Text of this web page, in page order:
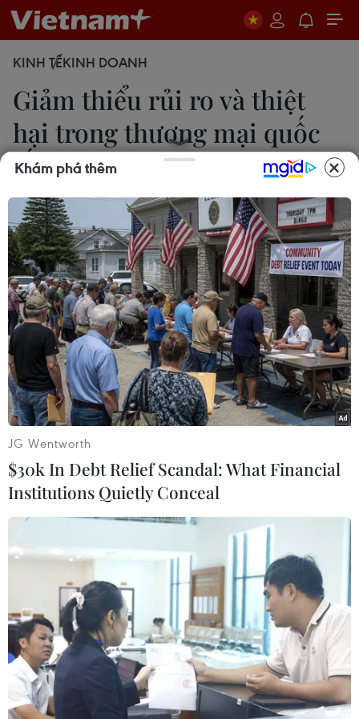
KINH TẾKINH DOANH
Giảm thiểu rủi ro và thiệt
hại trong thương mại quốc
tế
Ngọc Quỳnh
23/08/2022 14:29
Theo khảo sát của VCCI, tại Việt Nam, 52% doanh
nghiệp từng trải nghiệm lừa đảo hoặc tội phạm
kinh tế - cao hơn mức 46% của khu vực châu Á-
Thái Bình Dương và 49% của toàn cầu.
Thương vụ Sứ quán Việt Nam tại Italy làm việc với Lãnh sự
danh dự Việt Nam tại Napoli để xác minh thông tin liên quan vụ
nghi lừa đảo 100 container hạt điều xuất sang Italy, ngày
10/3/2022. (Ảnh: TTXVN phát)
Xu thế mở cửa hội nhập kinh tế quốc tế đã và
Khám phá thêm
JG Wentworth
$30k In Debt Relief Scandal: What Financial
Institutions Quietly Conceal